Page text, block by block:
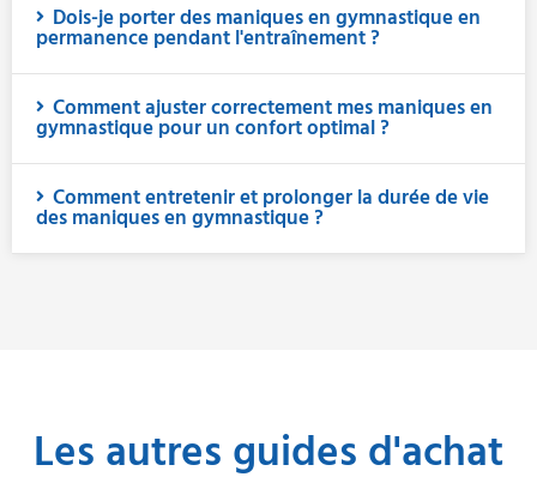
Dois-je porter des maniques en gymnastique en
permanence pendant l'entraînement ?
Comment ajuster correctement mes maniques en
gymnastique pour un confort optimal ?
Comment entretenir et prolonger la durée de vie
des maniques en gymnastique ?
Les autres guides d'achat